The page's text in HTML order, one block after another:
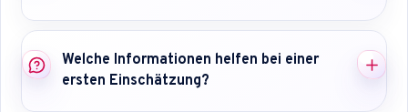
Welche Informationen helfen bei einer
ersten Einschätzung?